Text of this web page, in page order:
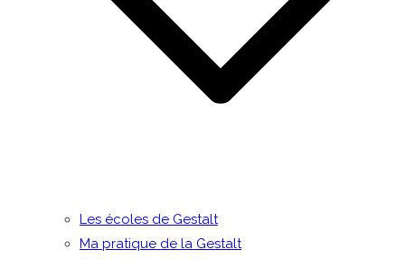
Les écoles de Gestalt
Ma pratique de la Gestalt